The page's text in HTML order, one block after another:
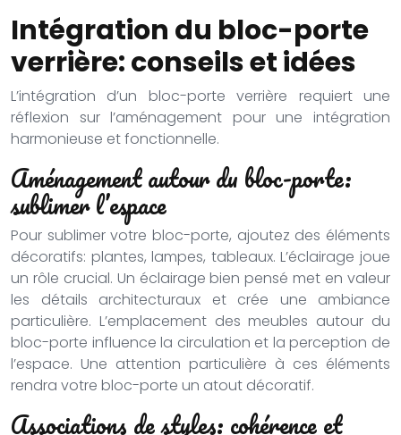
Intégration du bloc-porte
verrière: conseils et idées
L’intégration d’un bloc-porte verrière requiert une
réflexion sur l’aménagement pour une intégration
harmonieuse et fonctionnelle.
Aménagement autour du bloc-porte:
sublimer l’espace
Pour sublimer votre bloc-porte, ajoutez des éléments
décoratifs: plantes, lampes, tableaux. L’éclairage joue
un rôle crucial. Un éclairage bien pensé met en valeur
les détails architecturaux et crée une ambiance
particulière. L’emplacement des meubles autour du
bloc-porte influence la circulation et la perception de
l’espace. Une attention particulière à ces éléments
rendra votre bloc-porte un atout décoratif.
Associations de styles: cohérence et